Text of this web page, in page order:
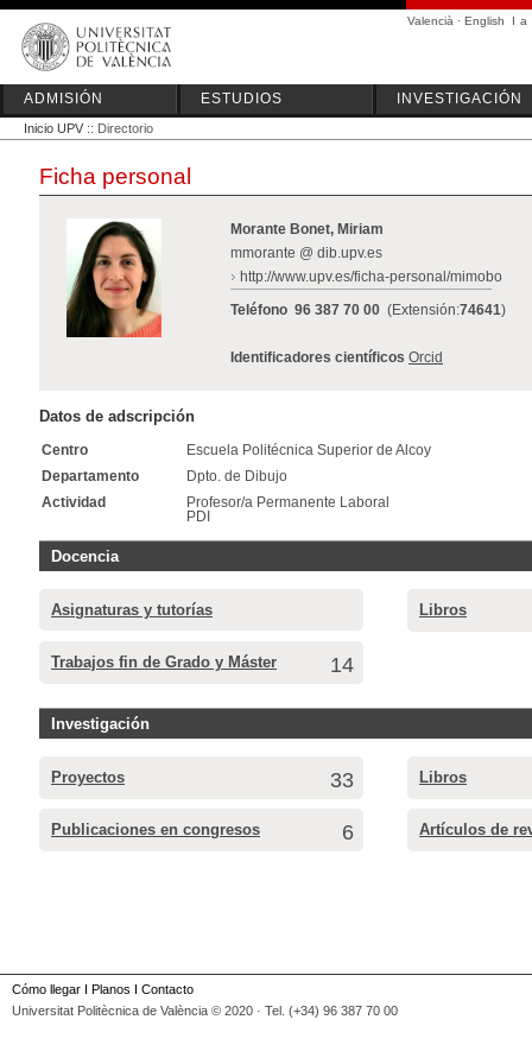
Valencià · English I a
ADMISIÓN ESTUDIOS INVESTIGACIÓN
Inicio UPV :: Directorio
Ficha personal
Morante Bonet, Miriam
mmorante @ dib.upv.es
http://www.upv.es/ficha-personal/mimobo
Teléfono 96 387 70 00 (Extensión:74641)
Identificadores científicos Orcid
Datos de adscripción
Centro
Escuela Politécnica Superior de Alcoy
Departamento
Dpto. de Dibujo
Actividad
Profesor/a Permanente Laboral
PDI
Docencia
Asignaturas y tutorías Libros
Trabajos fin de Grado y Máster 14
Investigación
Proyectos 33 Libros
Publicaciones en congresos 6 Artículos de
Cómo llegar I Planos I Contacto
Universitat Politècnica de València © 2020 · Tel. (+34) 96 387 70 00